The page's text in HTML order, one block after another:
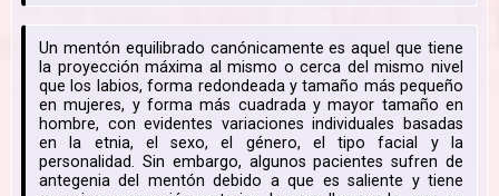
Un mentón equilibrado canónicamente es aquel que tiene
la proyección máxima al mismo o cerca del mismo nivel
que los labios, forma redondeada y tamaño más pequeño
en mujeres, y forma más cuadrada y mayor tamaño en
hombre, con evidentes variaciones individuales basadas
en la etnia, el sexo, el género, el tipo facial y la
personalidad. Sin embargo, algunos pacientes sufren de
antegenia del mentón debido a que es saliente y tiene